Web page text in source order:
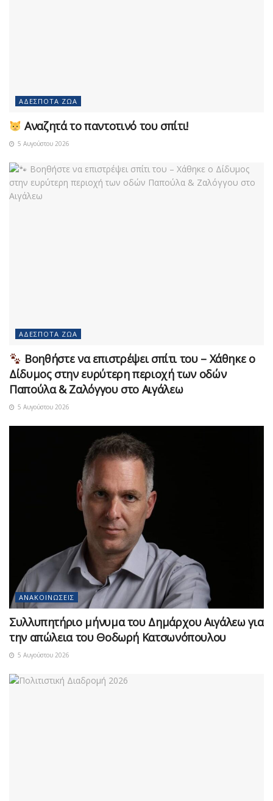
ΑΔΈΣΠΟΤΑ ΖΏΑ
Αναζητά το παντοτινό του σπίτι!
5 Αυγούστου 2026
ΑΔΈΣΠΟΤΑ ΖΏΑ
Βοηθήστε να επιστρέψει σπίτι του – Χάθηκε ο
Δίδυμος στην ευρύτερη περιοχή των οδών
Παπούλα & Ζαλόγγου στο Αιγάλεω
5 Αυγούστου 2026
ΑΝΑΚΟΙΝΏΣΕΙΣ
Συλλυπητήριο μήνυμα του Δημάρχου Αιγάλεω για
την απώλεια του Θοδωρή Κατσωνόπουλου
5 Αυγούστου 2026